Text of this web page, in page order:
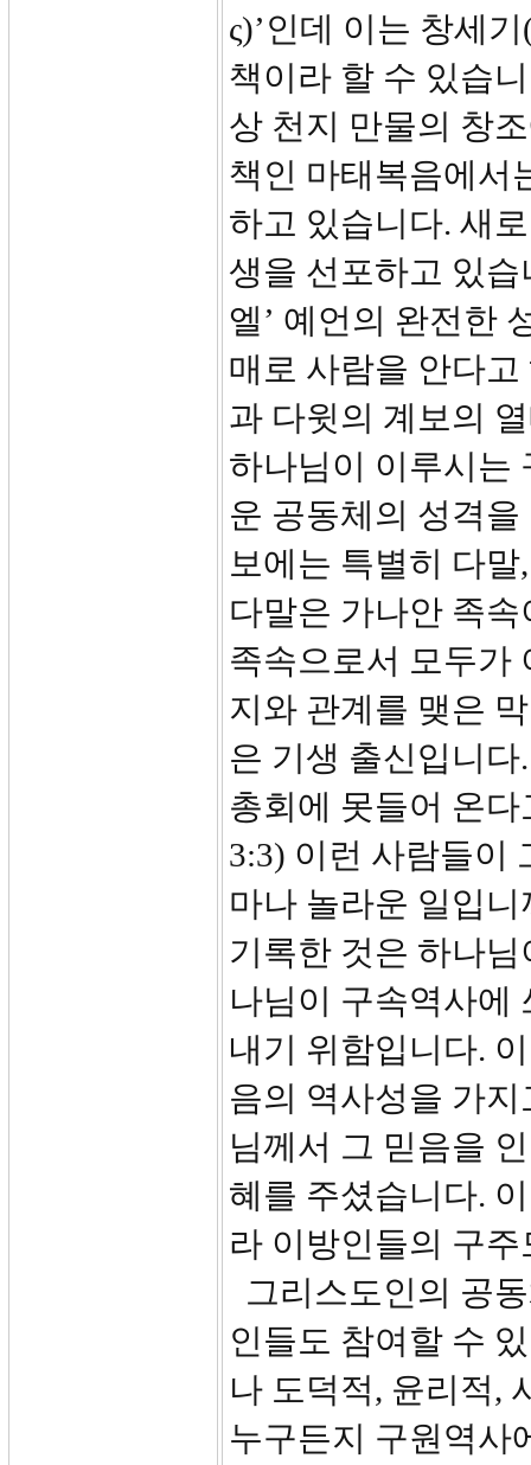
ς)’인데 이는 창세
책이라 할 수 있습
상 천지 만물의 창
책인 마태복음에서
하고 있습니다. 새
생을 선포하고 있
엘’ 예언의 완전한
매로 사람을 안다
과 다윗의 계보의
하나님이 이루시는
운 공동체의 성격
보에는 특별히 다
다말은 가나안 족
족속으로서 모두가
지와 관계를 맺은
은 기생 출신입니
총회에 못들어 온
3:3) 이런 사람들이
마나 놀라운 일입
기록한 것은 하나
나님이 구속역사에
내기 위함입니다.
음의 역사성을 가
님께서 그 믿음을
혜를 주셨습니다.
라 이방인들의 구
그리스도인의 공
인들도 참여할 수
나 도덕적, 윤리적,
누구든지 구원역사